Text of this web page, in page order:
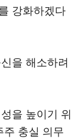
강화하겠다
을 해소하려
을 높이기 위
충실 의무